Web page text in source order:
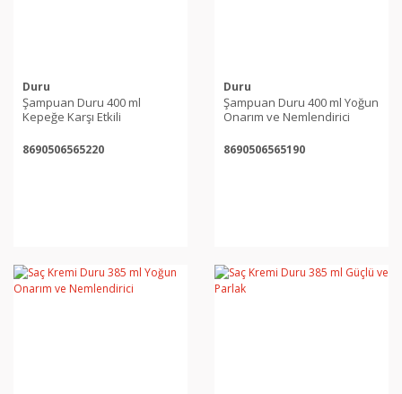
Duru
Şampuan Duru 400 ml
Kepeğe Karşı Etkili
8690506565220
Duru
Şampuan Duru 400 ml Yoğun
Onarım ve Nemlendirici
8690506565190